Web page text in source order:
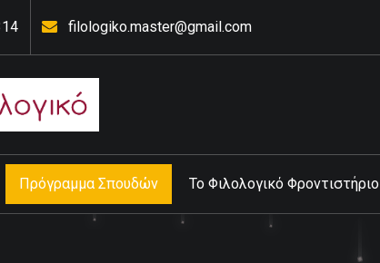
filologiko.master@gmail.com
Πρόγραμμα Σπουδών Το Φιλολογικό Φροντιστήριο